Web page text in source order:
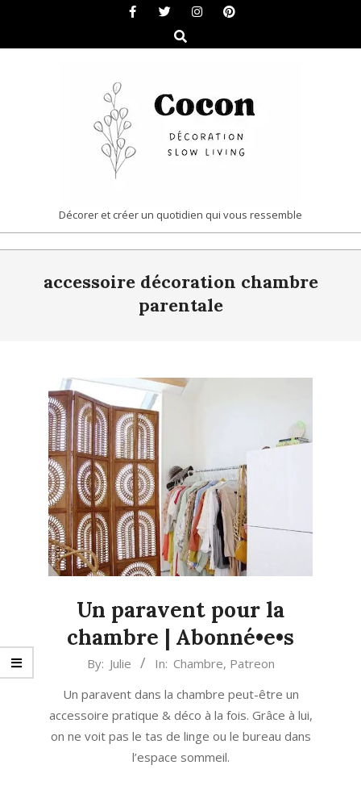
content
Search
COCON
|
DÉCORATION
Décorer et créer un quotidien qui vous ressemble
Navigationaccessoire décoration chambre
parentale
Un paravent pour la
chambre | Abonné•e•s
By: Julie In: Chambre, Patreon
Un paravent dans la chambre peut-être un
accessoire pratique & déco à la fois. Grâce à lui,
on ne voit pas le tas de linge ou le bureau dans
l’espace sommeil.